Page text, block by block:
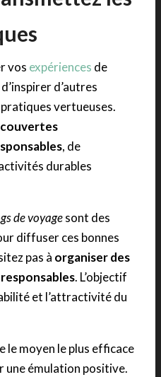
vos expériences de
d’autres
vertueuses.
, de
durables
de voyagesont des
diffuser ces bonnes
pas à organiser des
. L’objectif
et l’attractivité du
le moyen le plus efficace
une émulation positive.